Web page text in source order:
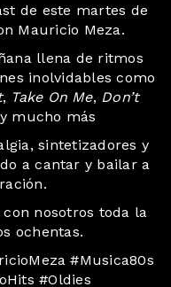
de este martes de
Mauricio Meza.
llena de ritmos
inolvidables como
, Take On Me, Don’t
y mucho más
sintetizadores y
a cantar y bailar a
nosotros toda la
ochentas.
#Musica80s
#Oldies